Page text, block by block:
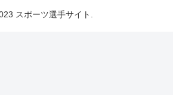
スポーツ選手サイト.